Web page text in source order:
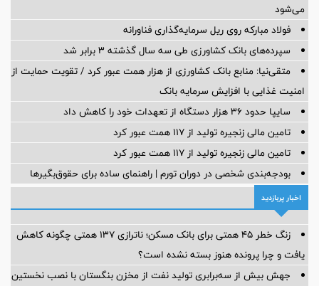
می‌شود
فولاد مبارکه روی ریل سرمایه‌گذاری فناورانه
سپرده‌های بانک کشاورزی طی سه سال گذشته ۳ برابر شد
متقی‌نیا: منابع بانک کشاورزی از هزار همت عبور کرد / تقویت حمایت از
امنیت غذایی با افزایش سرمایه بانک
سایپا حدود ۳۶ هزار دستگاه از تعهدات خود را کاهش داد
تامین مالی زنجیره تولید از 117 همت عبور کرد
تامین مالی زنجیره تولید از 117 همت عبور کرد
بودجه‌بندی شخصی در دوران تورم | راهنمای ساده برای حقوق‌بگیرها
اخبار پربازدید
زنگ خطر ۴۵ همتی برای بانک مسکن؛ ناترازی ۱۳۷ همتی چگونه کاهش
یافت و چرا پرونده هنوز بسته نشده است؟
جهش بیش از سه‌برابری تولید نفت از مخزن بنگستان با نصب نخستین